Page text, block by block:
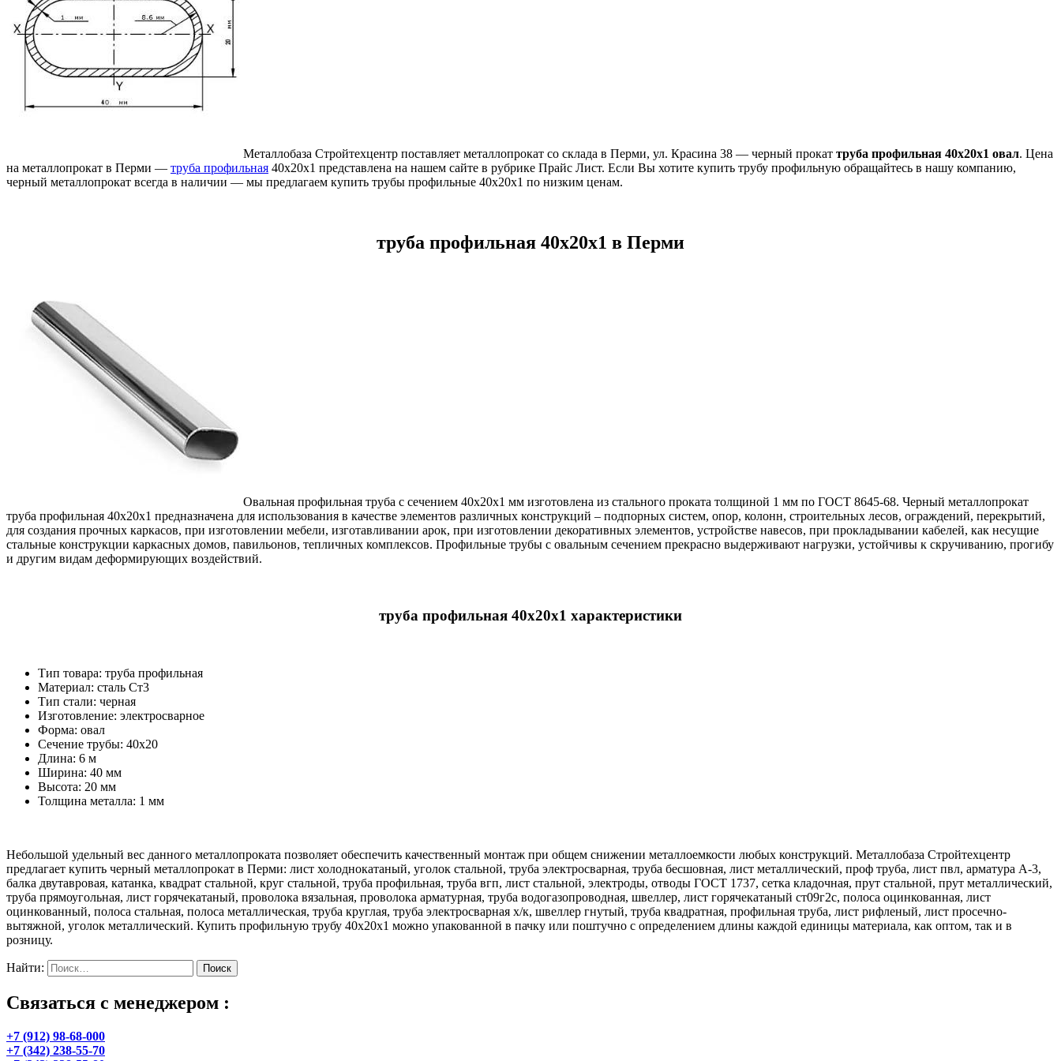
Металлобаза Стройтехцентр поставляет металлопрокат со склада в Перми, ул. Красина 38 — черный прокат труба профильная 40х20х1 овал. Цена
на металлопрокат в Перми — труба профильная 40х20х1 представлена на нашем сайте в рубрике Прайс Лист. Если Вы хотите купить трубу профильную обращайтесь в нашу компанию,
черный металлопрокат всегда в наличии — мы предлагаем купить трубы профильные 40х20х1 по низким ценам.
труба профильная 40х20х1 в Перми
Овальная профильная труба с сечением 40х20х1 мм изготовлена из стального проката толщиной 1 мм по ГОСТ 8645-68. Черный металлопрокат
труба профильная 40х20х1 предназначена для использования в качестве элементов различных конструкций – подпорных систем, опор, колонн, строительных лесов, ограждений, перекрытий,
для создания прочных каркасов, при изготовлении мебели, изготавливании арок, при изготовлении декоративных элементов, устройстве навесов, при прокладывании кабелей, как несущие
стальные конструкции каркасных домов, павильонов, тепличных комплексов. Профильные трубы с овальным сечением прекрасно выдерживают нагрузки, устойчивы к скручиванию, прогибу
и другим видам деформирующих воздействий.
труба профильная 40х20х1 характеристики
Тип товара: труба профильная
Материал: cталь Ст3
Тип стали: черная
Изготовление: электросварное
Форма: овал
Сечение трубы: 40х20
Длина: 6 м
Ширина: 40 мм
Высота: 20 мм
Толщина металла: 1 мм
Небольшой удельный вес данного металлопроката позволяет обеспечить качественный монтаж при общем снижении металлоемкости любых конструкций. Металлобаза Стройтехцентр
предлагает купить черный металлопрокат в Перми: лист холоднокатаный, уголок стальной, труба электросварная, труба бесшовная, лист металлический, проф труба, лист пвл, арматура А-3,
балка двутавровая, катанка, квадрат стальной, круг стальной, труба профильная, труба вгп, лист стальной, электроды, отводы ГОСТ 1737, сетка кладочная, прут стальной, прут металлический,
труба прямоугольная, лист горячекатаный, проволока вязальная, проволока арматурная, труба водогазопроводная, швеллер, лист горячекатаный ст09г2с, полоса оцинкованная, лист
оцинкованный, полоса стальная, полоса металлическая, труба круглая, труба электросварная х/к, швеллер гнутый, труба квадратная, профильная труба, лист рифленый, лист просечно-
вытяжной, уголок металлический. Купить профильную трубу 40х20х1 можно упакованной в пачку или поштучно с определением длины каждой единицы материала, как оптом, так и в
розницу.
Найти:
Связаться с менеджером :
+7 (912) 98-68-000
+7 (342) 238-55-70